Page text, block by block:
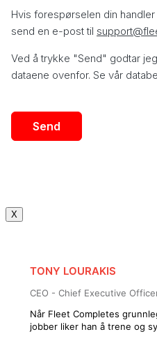
X
TONY LOURAKIS
CEO - Chief Executive
Når Fleet Completes
jobber liker han å trene og